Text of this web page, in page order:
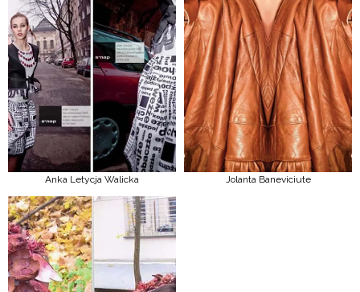
Anka Letycja Walicka Jolanta Baneviciute